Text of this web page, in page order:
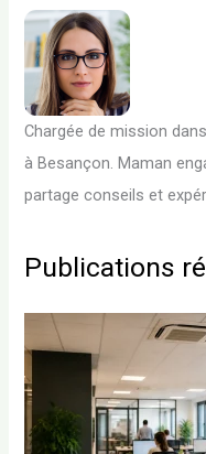
Chargée de mission
à Besançon. Maman
partage conseils et
Publications